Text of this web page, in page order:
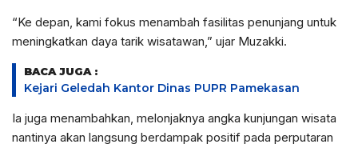
“Ke depan, kami fokus menambah fasilitas penunjang untuk
meningkatkan daya tarik wisatawan,” ujar Muzakki.
BACA JUGA :
Kejari Geledah Kantor Dinas PUPR Pamekasan
Ia juga menambahkan, melonjaknya angka kunjungan wisata
nantinya akan langsung berdampak positif pada perputaran